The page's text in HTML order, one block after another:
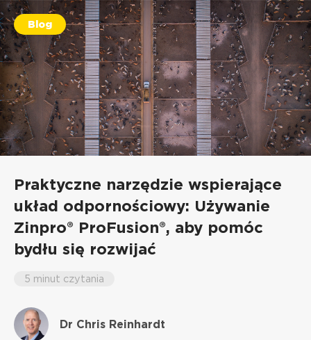
Blog
Praktyczne narzędzie wspierające
układ odpornościowy: Używanie
Zinpro® ProFusion®, aby pomóc
bydłu się rozwijać
5 minut czytania
Dr Chris Reinhardt